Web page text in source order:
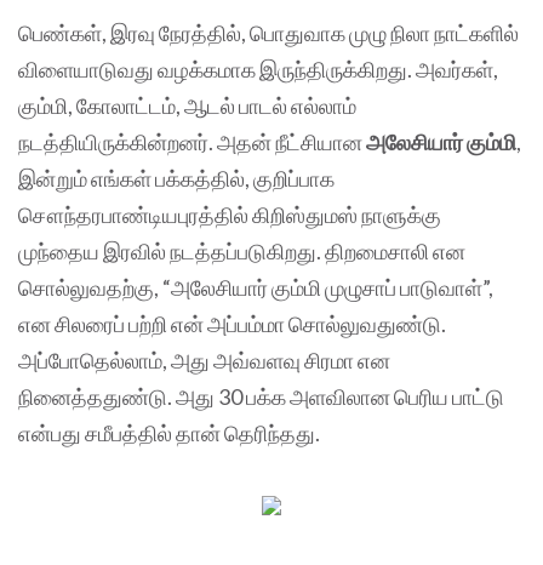
பெண்கள், இரவு நேரத்தில், பொதுவாக முழு நிலா நாட்களில்
விளையாடுவது வழக்கமாக இருந்திருக்கிறது. அவர்கள்,
கும்மி, கோலாட்டம், ஆடல் பாடல் எல்லாம்
நடத்தியிருக்கின்றனர். அதன் நீட்சியானஅலேசியார் கும்மி,
இன்றும் எங்கள் பக்கத்தில், குறிப்பாக
சௌந்தரபாண்டியபுரத்தில் கிறிஸ்துமஸ் நாளுக்கு
முந்தைய இரவில் நடத்தப்படுகிறது. திறமைசாலி என
சொல்லுவதற்கு, “அலேசியார் கும்மி முழுசாப் பாடுவாள்”,
என சிலரைப் பற்றி என் அப்பம்மா சொல்லுவதுண்டு.
அப்போதெல்லாம், அது அவ்வளவு சிரமா என
நினைத்ததுண்டு. அது 30 பக்க அளவிலான பெரிய பாட்டு
என்பது சமீபத்தில் தான் தெரிந்தது.